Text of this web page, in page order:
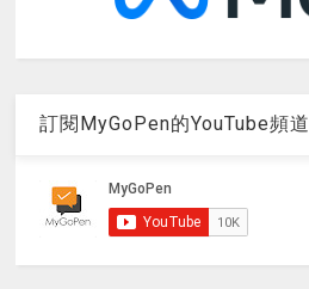
訂閱MyGoPen的YouTube頻道